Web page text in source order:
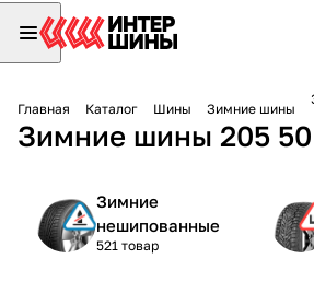
Главная Каталог Шины Зимние шины
Зимние шины 205 50
Зимние
нешипованные
521 товар